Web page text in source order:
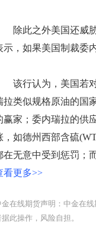
此之外美国还威胁
示，如果美国制裁委
行认为，美国若对
拉类似规格原油的国
赢家；委内瑞拉的供
，如德州西部含硫
在无意中受到惩罚；
看更多>>
金在线期货声明：中金在
据此操作，风险自担。